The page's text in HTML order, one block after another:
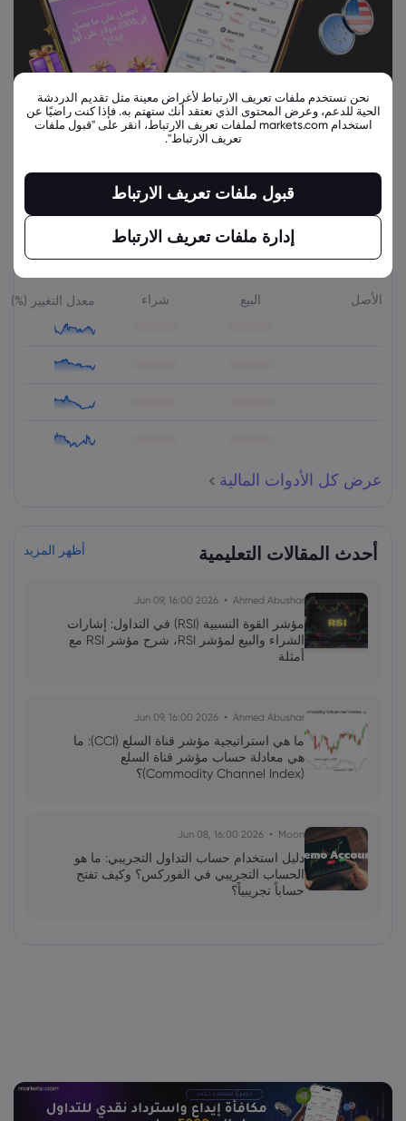
أدوات مالية ذات صلة
الأصل البيع شراء معدل التغيير (%)
عرض كل الأدوات المالية
أحدث المقالات التعليمية أظهر المزيد
Ahmed Abushar
2026 Jun 09, 16:00
مؤشر القوة النسبية (RSI) في التداول: إشارات
الشراء والبيع لمؤشر RSI، شرح مؤشر RSI مع
أمثلة
Ahmed Abushar
2026 Jun 09, 16:00
ما هي استراتيجية مؤشر قناة السلع (CCI): ما
هي معادلة حساب مؤشر قناة السلع
(Commodity Channel Index)؟
Moon
2026 Jun 08, 16:00
دليل استخدام حساب التداول التجريبي: ما هو
الحساب التجريبي في الفوركس؟ وكيف تفتح
حساباً تجريبياً؟
نحن نستخدم ملفات تعريف الارتباط لأغراض معينة مثل تقديم الدردشة
الحية للدعم، وعرض المحتوى الذي نعتقد أنك ستهتم به. فإذا كنت راضيًا عن
استخدام markets.com لملفات تعريف الارتباط، انقر على "قبول ملفات
تعريف الارتباط".
قبول ملفات تعريف الارتباط
إدارة ملفات تعريف الارتباط